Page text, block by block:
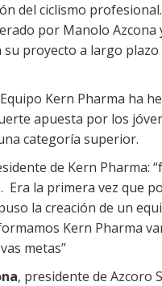
del ciclismo
por Manolo
proyecto a largo
Kern Pharma ha
apuesta por los
categoría superior.
de Kern Pharma:
la primera vez que
la creación de un
Kern Pharma
metas”
, presidente de Azcoro